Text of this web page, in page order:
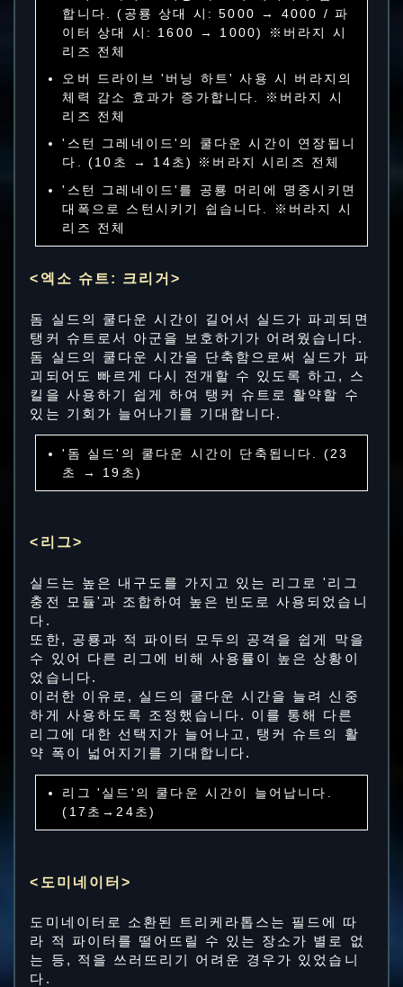
합니다. (공룡 상대 시: 5000 → 4000 / 파
이터 상대 시: 1600 → 1000) ※버라지 시
리즈 전체
오버 드라이브 '버닝 하트' 사용 시 버라지의
체력 감소 효과가 증가합니다. ※버라지 시
리즈 전체
'스턴 그레네이드'의 쿨다운 시간이 연장됩니
다. (10초 → 14초) ※버라지 시리즈 전체
'스턴 그레네이드'를 공룡 머리에 명중시키면
대폭으로 스턴시키기 쉽습니다. ※버라지 시
리즈 전체
<엑소 슈트: 크리거>
돔 실드의 쿨다운 시간이 길어서 실드가 파괴되면
탱커 슈트로서 아군을 보호하기가 어려웠습니다.
돔 실드의 쿨다운 시간을 단축함으로써 실드가 파
괴되어도 빠르게 다시 전개할 수 있도록 하고, 스
킬을 사용하기 쉽게 하여 탱커 슈트로 활약할 수
있는 기회가 늘어나기를 기대합니다.
'돔 실드'의 쿨다운 시간이 단축됩니다. (23
초 → 19초)
<리그>
실드는 높은 내구도를 가지고 있는 리그로 '리그
충전 모듈'과 조합하여 높은 빈도로 사용되었습니
다.
또한, 공룡과 적 파이터 모두의 공격을 쉽게 막을
수 있어 다른 리그에 비해 사용률이 높은 상황이
었습니다.
이러한 이유로, 실드의 쿨다운 시간을 늘려 신중
하게 사용하도록 조정했습니다. 이를 통해 다른
리그에 대한 선택지가 늘어나고, 탱커 슈트의 활
약 폭이 넓어지기를 기대합니다.
리그 '실드'의 쿨다운 시간이 늘어납니다.
(17초→24초)
<도미네이터>
도미네이터로 소환된 트리케라톱스는 필드에 따
라 적 파이터를 떨어뜨릴 수 있는 장소가 별로 없
는 등, 적을 쓰러뜨리기 어려운 경우가 있었습니
다.